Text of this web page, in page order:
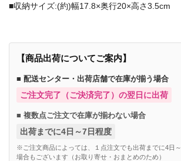
■収納サイズ:(約)幅17.8×奥行20×高さ3.5cm
【商品出荷についてご案内】
■ 配送センター・出荷店舗で在庫が揃う場合
ご注文完了（ご決済完了）の翌日に出荷
■ 複数点ご注文で在庫が揃わない場合
出荷までに4日～7日程度
※ご注文商品によっては、１点注文でも出荷までに4日
場合もございます（お取り寄せ・おまとめのため）